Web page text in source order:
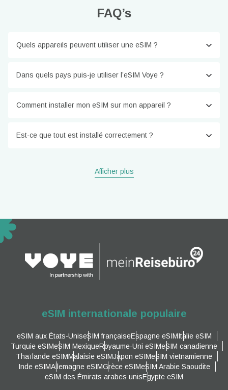
FAQ’s
Quels appareils peuvent utiliser une eSIM ?
Dans quels pays puis-je utiliser l’eSIM Voye ?
Comment installer mon eSIM sur mon appareil ?
Est-ce que tout est installé correctement ?
Afficher plus
eSIM internationale populaire
eSIM aux États-UniseSIM françaiseEspagne eSIMItalie eSIM
Turquie eSIMeSIM MexiqueRoyaume-Uni eSIMeSIM canadienne
Thaïlande eSIMMalaisie eSIMJapon eSIMeSIM vietnamienne
Inde eSIMAllemagne eSIMGrèce eSIMeSIM Arabie Saoudite
eSIM des Émirats arabes unisEgypte eSIM